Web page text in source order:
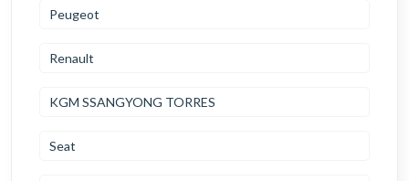
Peugeot
Renault
KGM SSANGYONG TORRES
Seat